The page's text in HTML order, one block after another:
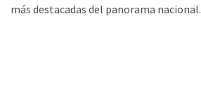
más destacadas del panorama nacional.